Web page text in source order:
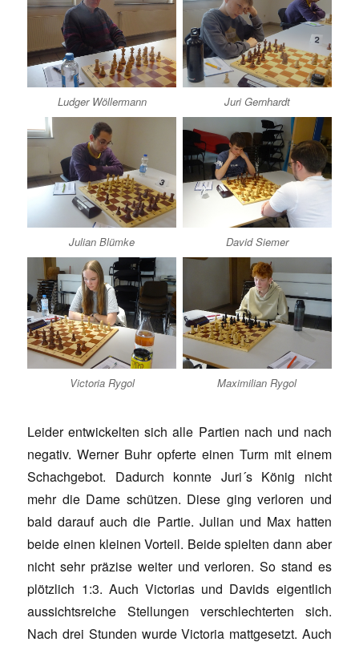
Ludger Wöllermann Juri Gernhardt
Julian Blümke David Siemer
Victoria Rygol Maximilian Rygol
Leider entwickelten sich alle Partien nach und nach
negativ. Werner Buhr opferte einen Turm mit einem
Schachgebot. Dadurch konnte Juri´s König nicht
mehr die Dame schützen. Diese ging verloren und
bald darauf auch die Partie. Julian und Max hatten
beide einen kleinen Vorteil. Beide spielten dann aber
nicht sehr präzise weiter und verloren. So stand es
plötzlich 1:3. Auch Victorias und Davids eigentlich
aussichtsreiche Stellungen verschlechterten sich.
Nach drei Stunden wurde Victoria mattgesetzt. Auch